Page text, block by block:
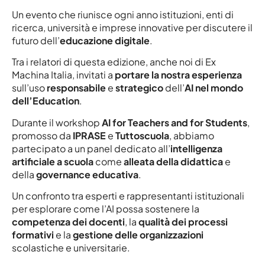
Un evento che riunisce ogni anno istituzioni, enti di
ricerca, università e imprese innovative per discutere il
futuro dell’educazione digitale.
Tra i relatori di questa edizione, anche noi di Ex
Machina Italia, invitati a portare la nostra esperienza
sull’usoresponsabileestrategicodell’AI nel mondo
dell’Education.
Durante il workshopAI for Teachers and for Students,
promosso da IPRASE eTuttoscuola, abbiamo
partecipato a un panel dedicato all’intelligenza
artificiale a scuolacomealleata della didatticae
dellagovernance educativa.
Un confronto tra esperti e rappresentanti istituzionali
per esplorare come l’AI possa sostenere la
competenza dei docenti, laqualità dei processi
formativi e lagestione delle organizzazioni
scolastiche e universitarie.